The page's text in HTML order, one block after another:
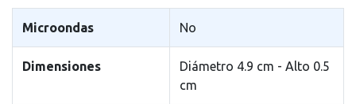
Microondas No
Dimensiones
Diámetro 4.9 cm - Alto 0.5
cm